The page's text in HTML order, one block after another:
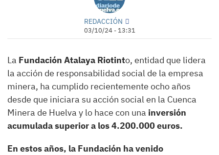
REDACCIÓN
03/10/24 - 13:31
La Fundación Atalaya Riotinto, entidad que lidera
la acción de responsabilidad social de la empresa
minera, ha cumplido recientemente ocho años
desde que iniciara su acción social en la Cuenca
Minera de Huelva y lo hace con una inversión
acumulada superior a los 4.200.000 euros.
En estos años, la Fundación ha venido